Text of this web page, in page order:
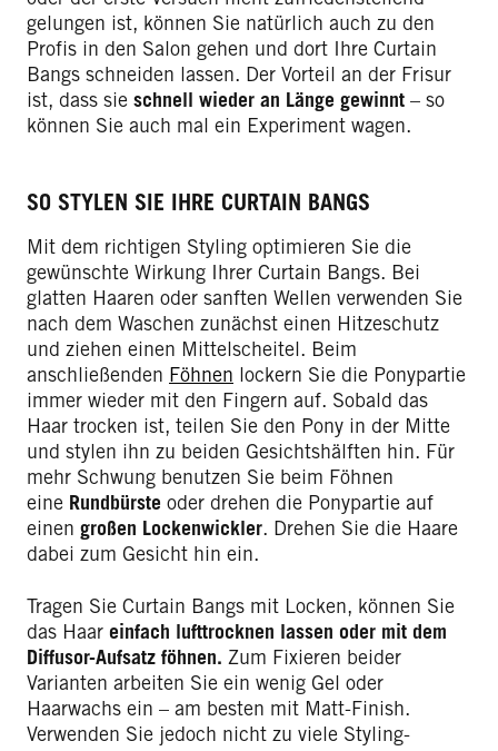
gelungen ist, können Sie natürlich auch zu den
Profis in den Salon gehen und dort Ihre Curtain
Bangs schneiden lassen. Der Vorteil an der Frisur
ist, dass sie schnell wieder an Länge gewinnt – so
können Sie auch mal ein Experiment wagen.
SO STYLEN SIE IHRE CURTAIN BANGS
Mit dem richtigen Styling optimieren Sie die
gewünschte Wirkung Ihrer Curtain Bangs. Bei
glatten Haaren oder sanften Wellen verwenden Sie
nach dem Waschen zunächst einen Hitzeschutz
und ziehen einen Mittelscheitel. Beim
anschließenden Föhnen lockern Sie die Ponypartie
immer wieder mit den Fingern auf. Sobald das
Haar trocken ist, teilen Sie den Pony in der Mitte
und stylen ihn zu beiden Gesichtshälften hin. Für
mehr Schwung benutzen Sie beim Föhnen
eine Rundbürste oder drehen die Ponypartie auf
einen großen Lockenwickler. Drehen Sie die Haare
dabei zum Gesicht hin ein.
Tragen Sie Curtain Bangs mit Locken, können Sie
das Haar einfach lufttrocknen lassen oder mit dem
Diffusor-Aufsatz föhnen. Zum Fixieren beider
Varianten arbeiten Sie ein wenig Gel oder
Haarwachs ein – am besten mit Matt-Finish.
Verwenden Sie jedoch nicht zu viele Styling-